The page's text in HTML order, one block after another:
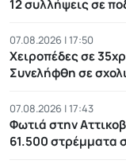
12 συλλήψεις σε
07.08.2026 | 17:50
Χειροπέδες σε
Συνελήφθη σε
07.08.2026 | 17:43
Φωτιά στην
61.500 στρέμματα